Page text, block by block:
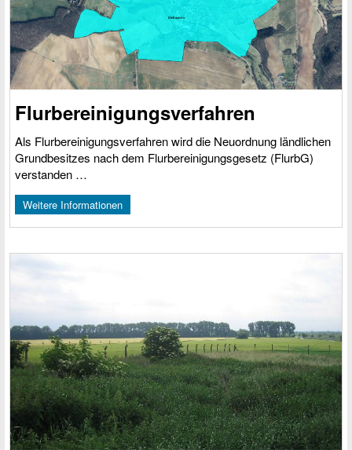
Flurbereinigungs­verfahren
Als Flurbereinigungsverfahren wird die Neuordnung ländlichen
Grundbesitzes nach dem Flurbereinigungsgesetz (FlurbG)
verstanden …
Weitere Informationen